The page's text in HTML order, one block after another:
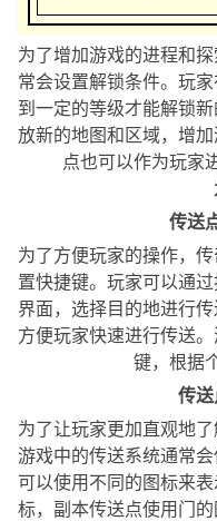
为了增加游戏的进程和
常会设置解锁条件。玩
到一定的等级才能解锁
放新的地图和区域，增
点也可以作为玩家
传送
为了方便玩家的操作，
置快捷键。玩家可以通
界面，选择目的地进行
方便玩家快速进行传送
键，根据
传
为了让玩家更加直观地
游戏中的传送系统通常
可以使用不同的图标来
标，副本传送点使用门